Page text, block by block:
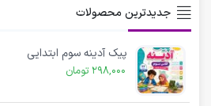
جدیدترین محصولات
پیک آدینه سوم ابتدایی
298,000 تومان